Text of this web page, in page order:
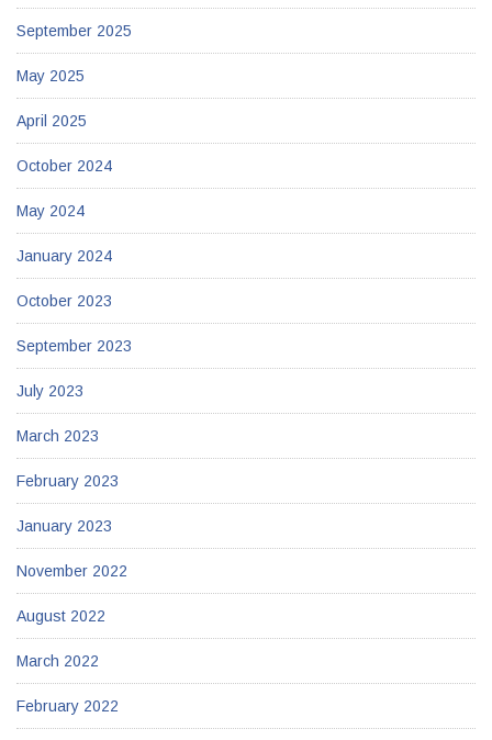
September 2025
May 2025
April 2025
October 2024
May 2024
January 2024
October 2023
September 2023
July 2023
March 2023
February 2023
January 2023
November 2022
August 2022
March 2022
February 2022